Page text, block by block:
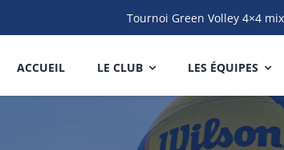
Tournoi Green Volley 4×4 mixte
ACCUEIL LE CLUB LES ÉQUIPES